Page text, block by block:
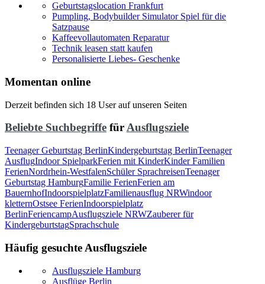
Geburtstagslocation Frankfurt
Pumpling, Bodybuilder Simulator Spiel für die
Satzpause
Kaffeevollautomaten Reparatur
Technik leasen statt kaufen
Personalisierte Liebes- Geschenke
Momentan online
Derzeit befinden sich 18 User auf unseren Seiten
Beliebte Suchbegriffe fürAusflugsziele
Teenager Geburtstag BerlinKindergeburtstag BerlinTeenager
AusflugIndoor SpielparkFerien mit KinderKinder Familien
FerienNordrhein-WestfalenSchüler SprachreisenTeenager
Geburtstag HamburgFamilie FerienFerien am
BauernhofIndoorspielplatzFamilienausflug NRWindoor
kletternOstsee FerienIndoorspielplatz
BerlinFeriencampAusflugsziele NRWZauberer für
KindergeburtstagSprachschule
Häufig gesuchte Ausflugsziele
Ausflugsziele Hamburg
Ausflüge Berlin